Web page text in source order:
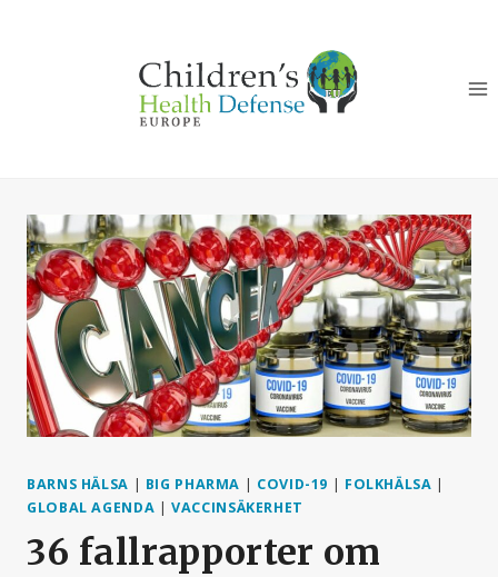
BARNS HÄLSA | BIG PHARMA | COVID-19 | FOLKHÄLSA |
GLOBAL AGENDA |VACCINSÄKERHET
36 fallrapporter om